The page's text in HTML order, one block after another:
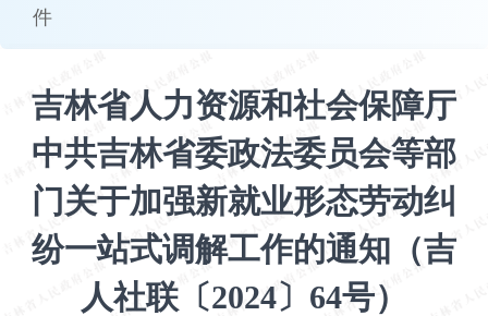
件
吉林省人力资源和社会保障厅
中共吉林省委政法委员会等部
门关于加强新就业形态劳动纠
纷一站式调解工作的通知（吉
人社联〔2024〕64号）
加